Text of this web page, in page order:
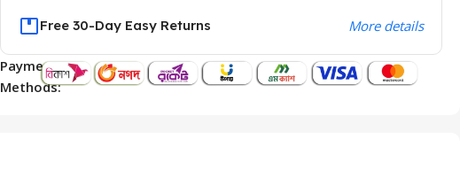
Free 30-Day Easy Returns More details
Payment
Methods: